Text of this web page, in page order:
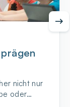
nicht nur
oder